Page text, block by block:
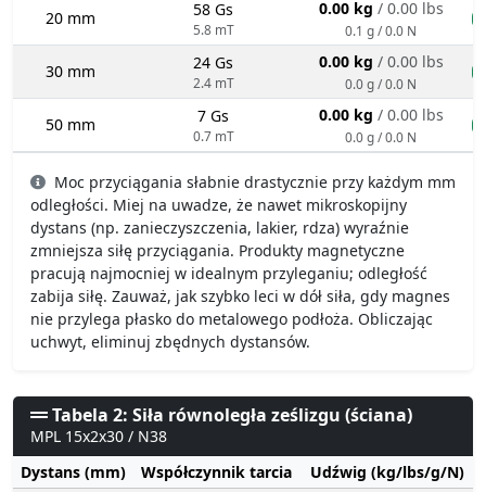
20 mm 58 Gs
5.8 mT
0.00 kg / 0.00 lbs
0.1 g / 0.0 N
30 mm 24 Gs
2.4 mT
0.00 kg / 0.00 lbs
0.0 g / 0.0 N
50 mm 7 Gs
0.7 mT
0.00 kg / 0.00 lbs
0.0 g / 0.0 N
Moc przyciągania słabnie drastycznie przy każdym mm
odległości. Miej na uwadze, że nawet mikroskopijny
dystans (np. zanieczyszczenia, lakier, rdza) wyraźnie
zmniejsza siłę przyciągania. Produkty magnetyczne
pracują najmocniej w idealnym przyleganiu; odległość
zabija siłę. Zauważ, jak szybko leci w dół siła, gdy magnes
nie przylega płasko do metalowego podłoża. Obliczając
uchwyt, eliminuj zbędnych dystansów.
Tabela 2: Siła równoległa ześlizgu (ściana)
MPL 15x2x30 / N38
Dystans (mm)
Współczynnik tarcia Udźwig (kg/lbs/g/N)